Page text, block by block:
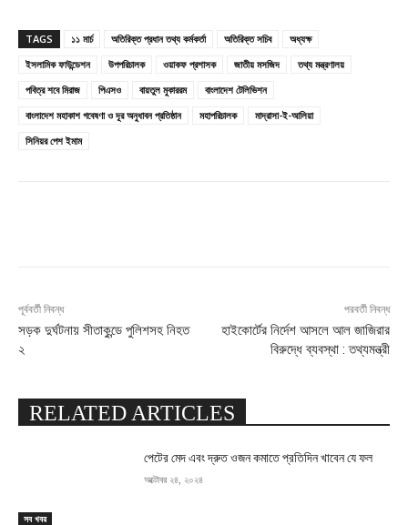
TAGS ১১ মার্চ অতিরিক্ত প্রধান তথ্য কর্মকর্তা অতিরিক্ত সচিব
অধ্যক্ষ
ইসলামিক ফাউন্ডেশন
উপপরিচালক ওয়াকফ প্রশাসক জাতীয় মসজিদ
তথ্য মন্ত্রণালয়
পবিত্র শবে মিরাজ
পিএসও বায়তুল মুকাররম
বাংলাদেশ টেলিভিশন
বাংলাদেশ মহাকাশ গবেষণা ও দূর অনুধাবন প্রতিষ্ঠান
মহাপরিচালক
মাদ্রাসা-ই-আলিয়া
সিনিয়র পেশ ইমাম
পূর্ববর্তী নিবন্ধ
সড়ক দুর্ঘটনায় সীতাকুন্ডে পুলিশসহ নিহত
২
পরবর্তী নিবন্ধ
হাইকোর্টের নির্দেশ আসলে আল জাজিরার
বিরুদ্ধে ব্যবস্থা : তথ্যমন্ত্রী
RELATED ARTICLES
সব খবর
পেটের মেদ এবং দ্রুত ওজন কমাতে প্রতিদিন খাবেন যে ফল
অক্টোবর ২৪, ২০২৪